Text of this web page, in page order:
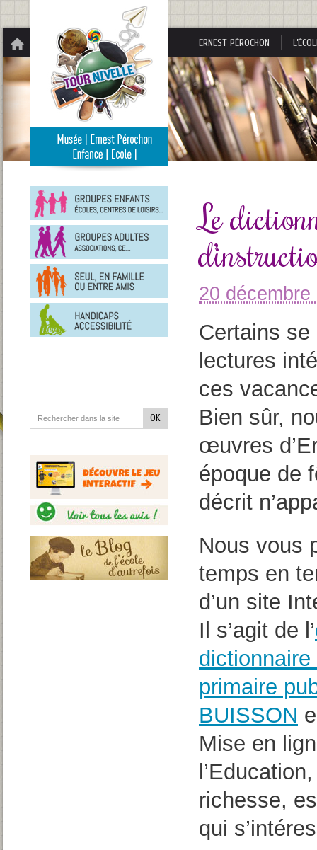
ERNEST PÉROCHON
Groupes
entre
Personnes
situation
de
Le
20
Certains
lectures
ces
Bien sûr,
œuvres
époque de
décrit
Nous vous
temps en
d’un site
Il s’agit de l’
dictionnaire
primaire
BUISSON
Mise en
richesse,
qui